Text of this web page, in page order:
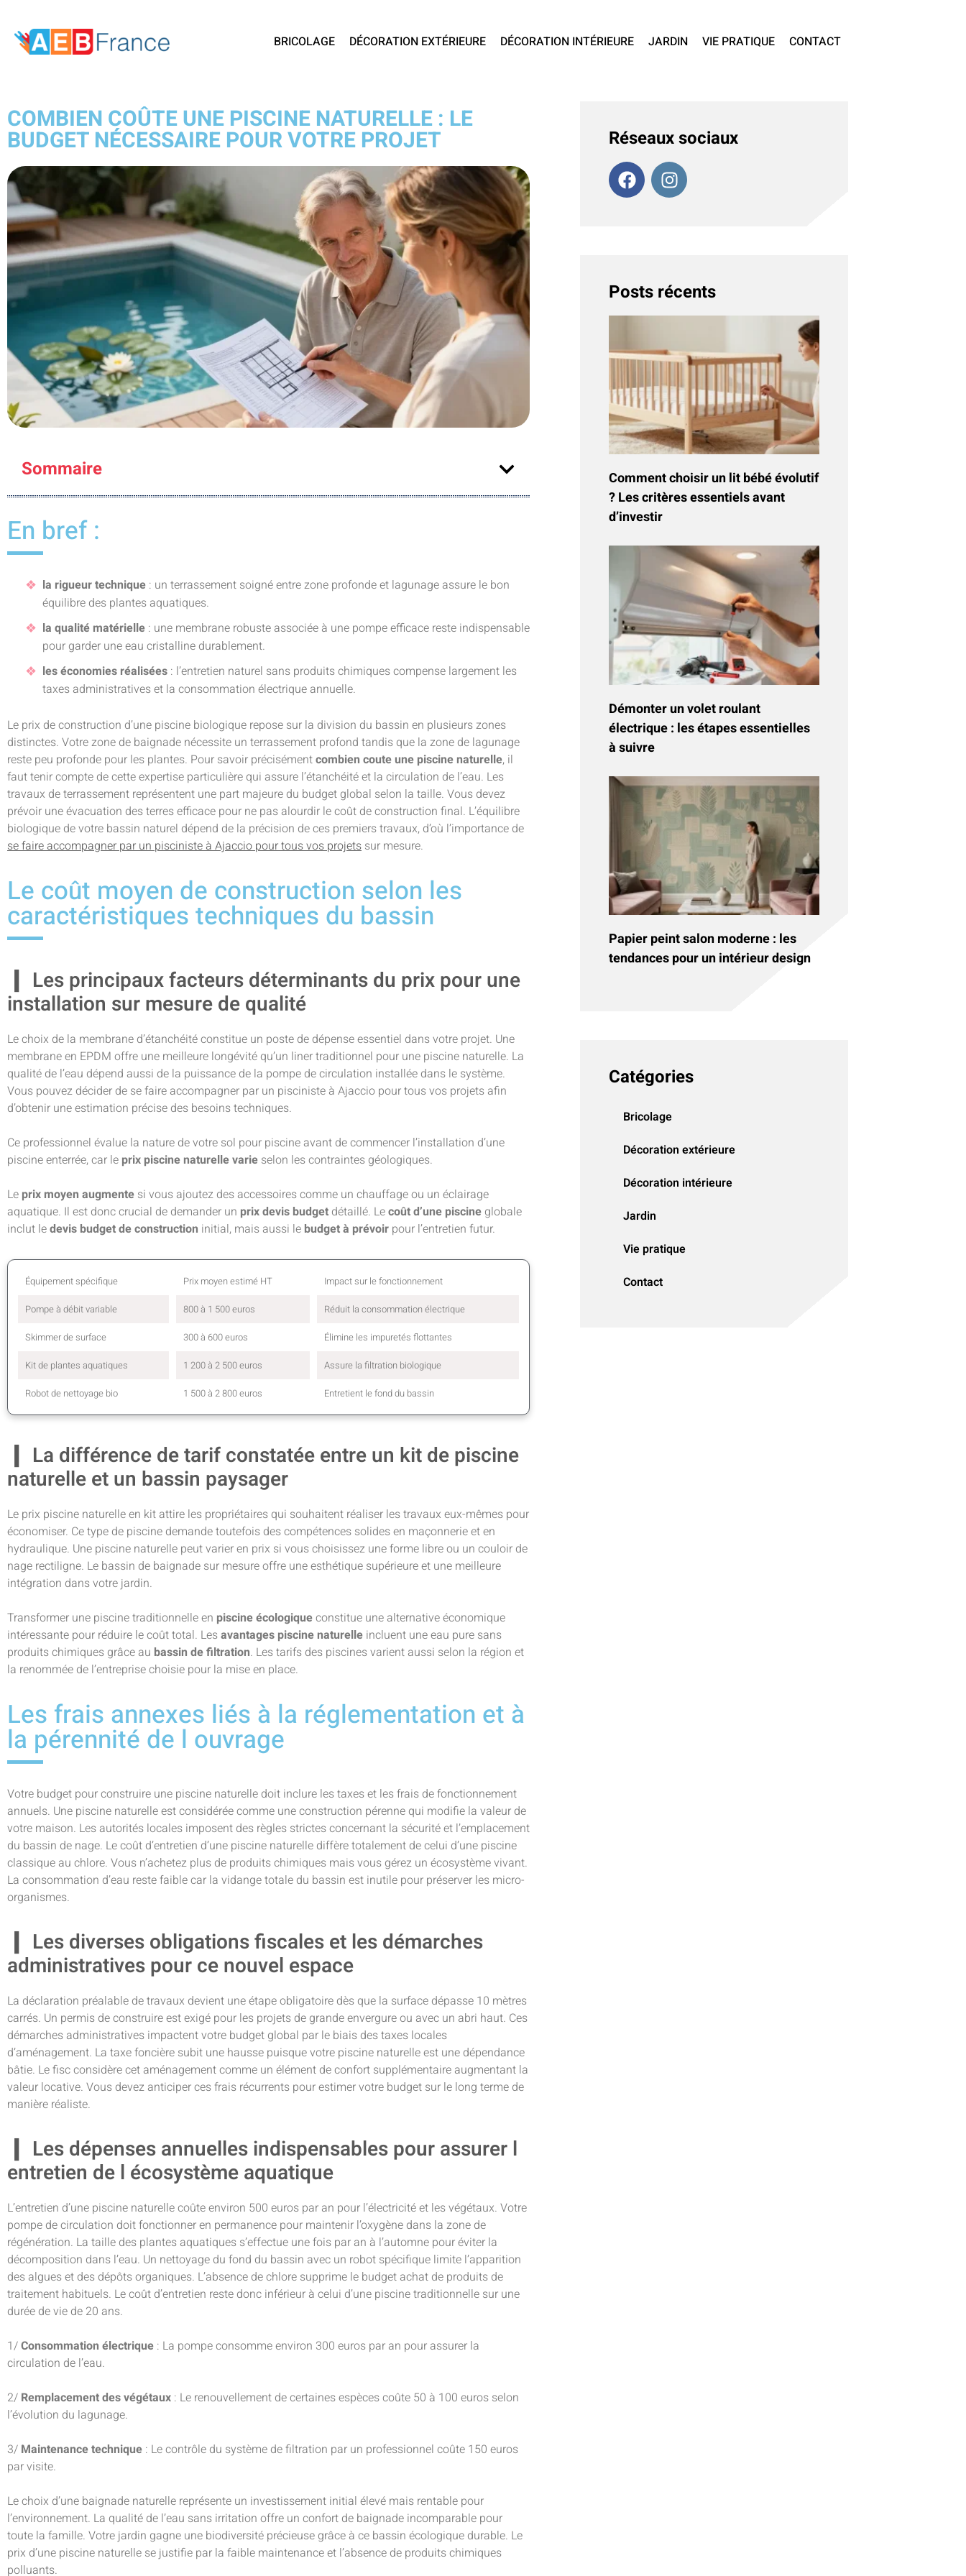
BRICOLAGE DÉCORATION EXTÉRIEURE DÉCORATION INTÉRIEURE JARDIN VIE PRATIQUE CONTACT
COMBIEN COÛTE UNE PISCINE NATURELLE : LE
BUDGET NÉCESSAIRE POUR VOTRE PROJET
Sommaire
En bref :
la rigueur technique : un terrassement soigné entre zone profonde et lagunage assure le bon
équilibre des plantes aquatiques.
la qualité matérielle : une membrane robuste associée à une pompe efficace reste indispensable
pour garder une eau cristalline durablement.
les économies réalisées : l’entretien naturel sans produits chimiques compense largement les
taxes administratives et la consommation électrique annuelle.
Le prix de construction d’une piscine biologique repose sur la division du bassin en plusieurs zones
distinctes. Votre zone de baignade nécessite un terrassement profond tandis que la zone de lagunage
reste peu profonde pour les plantes. Pour savoir précisémentcombien coute une piscine naturelle, il
faut tenir compte de cette expertise particulière qui assure l’étanchéité et la circulation de l’eau. Les
travaux de terrassement représentent une part majeure du budget global selon la taille. Vous devez
prévoir une évacuation des terres efficace pour ne pas alourdir le coût de construction final. L’équilibre
biologique de votre bassin naturel dépend de la précision de ces premiers travaux, d’où l’importance de
se faire accompagner par un pisciniste à Ajaccio pour tous vos projets sur mesure.
Le coût moyen de construction selon les
caractéristiques techniques du bassin
Les principaux facteurs déterminants du prix pour une
installation sur mesure de qualité
Le choix de la membrane d’étanchéité constitue un poste de dépense essentiel dans votre projet. Une
membrane en EPDM offre une meilleure longévité qu’un liner traditionnel pour une piscine naturelle. La
qualité de l’eau dépend aussi de la puissance de la pompe de circulation installée dans le système.
Vous pouvez décider de se faire accompagner par un pisciniste à Ajaccio pour tous vos projets afin
d’obtenir une estimation précise des besoins techniques.
Ce professionnel évalue la nature de votre sol pour piscine avant de commencer l’installation d’une
piscine enterrée, car le prix piscine naturelle varie selon les contraintes géologiques.
Le prix moyen augmente si vous ajoutez des accessoires comme un chauffage ou un éclairage
aquatique. Il est donc crucial de demander un prix devis budget détaillé. Lecoût d’une piscine globale
inclut ledevis budget de construction initial, mais aussi le budget à prévoir pour l’entretien futur.
Équipement spécifique Prix moyen estimé HT Impact sur le fonctionnement
Pompe à débit variable 800 à 1 500 euros Réduit la consommation électrique
Skimmer de surface 300 à 600 euros Élimine les impuretés flottantes
Kit de plantes aquatiques 1 200 à 2 500 euros Assure la filtration biologique
Robot de nettoyage bio 1 500 à 2 800 euros Entretient le fond du bassin
La différence de tarif constatée entre un kit de piscine
naturelle et un bassin paysager
Le prix piscine naturelle en kit attire les propriétaires qui souhaitent réaliser les travaux eux-mêmes pour
économiser. Ce type de piscine demande toutefois des compétences solides en maçonnerie et en
hydraulique. Une piscine naturelle peut varier en prix si vous choisissez une forme libre ou un couloir de
nage rectiligne. Le bassin de baignade sur mesure offre une esthétique supérieure et une meilleure
intégration dans votre jardin.
Transformer une piscine traditionnelle en piscine écologiqueconstitue une alternative économique
intéressante pour réduire le coût total. Lesavantages piscine naturelle incluent une eau pure sans
produits chimiques grâce au bassin de filtration. Les tarifs des piscines varient aussi selon la région et
la renommée de l’entreprise choisie pour la mise en place.
Les frais annexes liés à la réglementation et à
la pérennité de l ouvrage
Votre budget pour construire une piscine naturelle doit inclure les taxes et les frais de fonctionnement
annuels. Une piscine naturelle est considérée comme une construction pérenne qui modifie la valeur de
votre maison. Les autorités locales imposent des règles strictes concernant la sécurité et l’emplacement
du bassin de nage. Le coût d’entretien d’une piscine naturelle diffère totalement de celui d’une piscine
classique au chlore. Vous n’achetez plus de produits chimiques mais vous gérez un écosystème vivant.
La consommation d’eau reste faible car la vidange totale du bassin est inutile pour préserver les micro-
organismes.
Les diverses obligations fiscales et les démarches
administratives pour ce nouvel espace
La déclaration préalable de travaux devient une étape obligatoire dès que la surface dépasse 10 mètres
carrés. Un permis de construire est exigé pour les projets de grande envergure ou avec un abri haut. Ces
démarches administratives impactent votre budget global par le biais des taxes locales
d’aménagement. La taxe foncière subit une hausse puisque votre piscine naturelle est une dépendance
bâtie. Le fisc considère cet aménagement comme un élément de confort supplémentaire augmentant la
valeur locative. Vous devez anticiper ces frais récurrents pour estimer votre budget sur le long terme de
manière réaliste.
Les dépenses annuelles indispensables pour assurer l
entretien de l écosystème aquatique
L’entretien d’une piscine naturelle coûte environ 500 euros par an pour l’électricité et les végétaux. Votre
pompe de circulation doit fonctionner en permanence pour maintenir l’oxygène dans la zone de
régénération. La taille des plantes aquatiques s’effectue une fois par an à l’automne pour éviter la
décomposition dans l’eau. Un nettoyage du fond du bassin avec un robot spécifique limite l’apparition
des algues et des dépôts organiques. L’absence de chlore supprime le budget achat de produits de
traitement habituels. Le coût d’entretien reste donc inférieur à celui d’une piscine traditionnelle sur une
durée de vie de 20 ans.
1/Consommation électrique : La pompe consomme environ 300 euros par an pour assurer la
circulation de l’eau.
2/ Remplacement des végétaux : Le renouvellement de certaines espèces coûte 50 à 100 euros selon
l’évolution du lagunage.
3/ Maintenance technique : Le contrôle du système de filtration par un professionnel coûte 150 euros
par visite.
Le choix d’une baignade naturelle représente un investissement initial élevé mais rentable pour
l’environnement. La qualité de l’eau sans irritation offre un confort de baignade incomparable pour
toute la famille. Votre jardin gagne une biodiversité précieuse grâce à ce bassin écologique durable. Le
prix d’une piscine naturelle se justifie par la faible maintenance et l’absence de produits chimiques
polluants.
Réseaux sociaux
Posts récents
Comment choisir un lit bébé évolutif
? Les critères essentiels avant
d’investir
Démonter un volet roulant
électrique : les étapes essentielles
à suivre
Papier peint salon moderne : les
tendances pour un intérieur design
Catégories
Bricolage
Décoration extérieure
Décoration intérieure
Jardin
Vie pratique
Contact